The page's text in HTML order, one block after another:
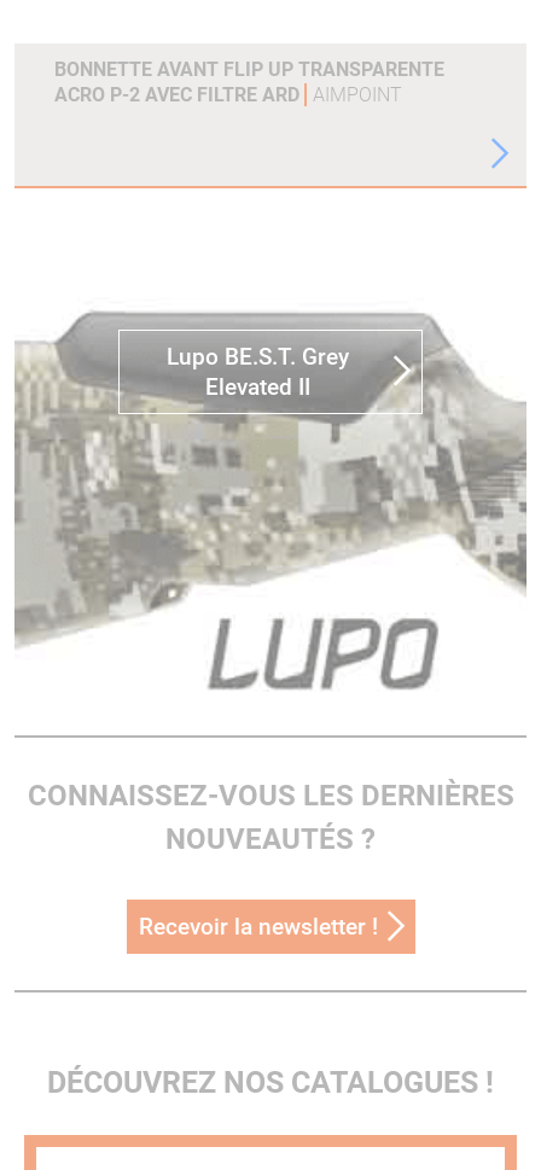
BONNETTE AVANT FLIP UP TRANSPARENTE
ACRO P-2 AVEC FILTRE ARD AIMPOINT
Lupo BE.S.T. Grey
Elevated II
CONNAISSEZ-VOUS LES DERNIÈRES
NOUVEAUTÉS ?
Recevoir la newsletter !
DÉCOUVREZ NOS CATALOGUES !